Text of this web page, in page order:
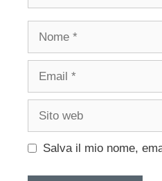
Nome
Email
Sito
Salva il mio nome,